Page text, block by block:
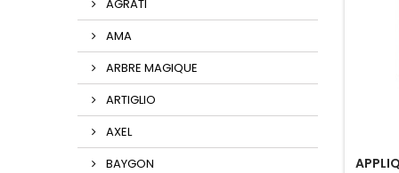
AGRATI
AMA
ARBRE MAGIQUE
ARTIGLIO
AXEL
BAYGON